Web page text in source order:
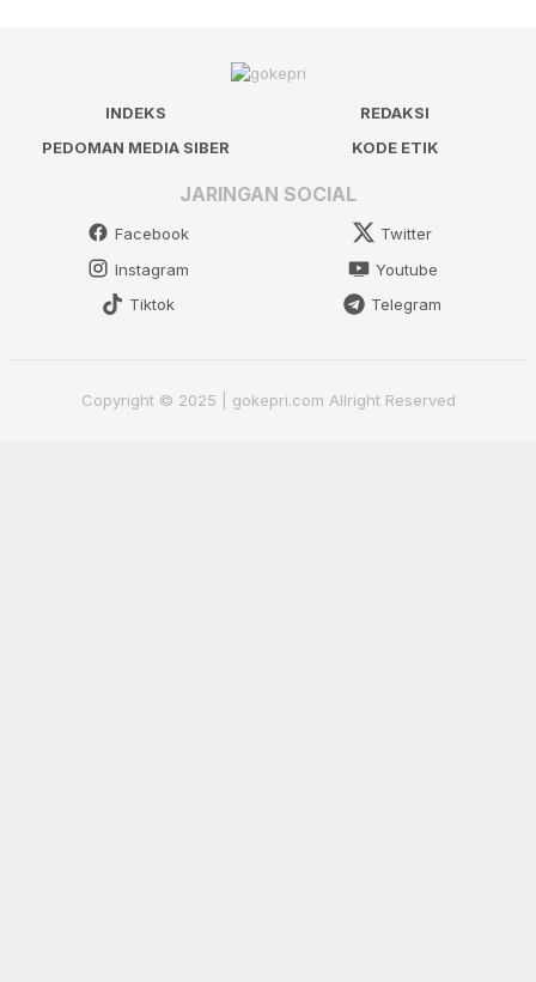
INDEKS
REDAKSI
PEDOMAN MEDIA SIBER
KODE ETIK
JARINGAN SOCIAL
Facebook
Twitter
Instagram
Youtube
Tiktok
Telegram
Copyright © 2025 | gokepri.com Allright Reserved